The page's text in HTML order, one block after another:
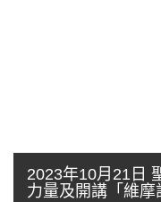
2023年10月21日
力量及開講「維摩